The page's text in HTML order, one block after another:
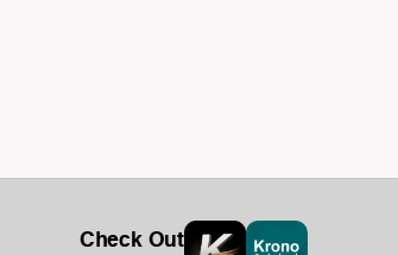
Check Out